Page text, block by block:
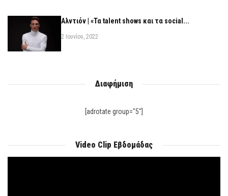
Αλντιόν | «Τα talent shows και τα social...
2 Ιουνίου, 2022
Διαφήμιση
[adrotate group="5"]
Video Clip Εβδομάδας